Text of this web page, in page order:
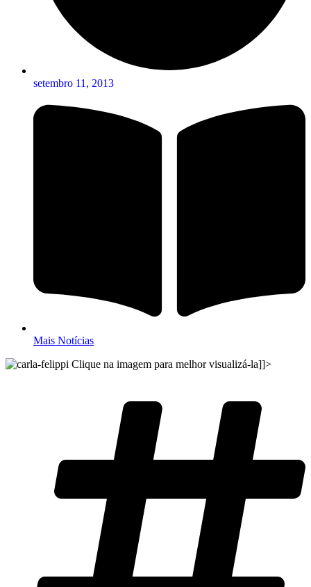
setembro 11, 2013
Mais Notícias
Clique na imagem para melhor visualizá-la]]>